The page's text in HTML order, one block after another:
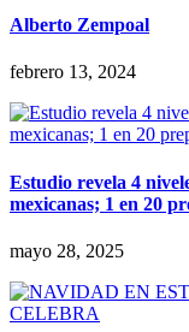
Alberto Zempoal
febrero 13, 2024
Estudio revela 4
mexicanas; 1 en 20
mayo 28, 2025